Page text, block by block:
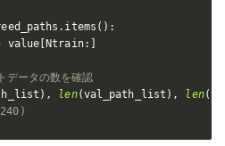
. items ( ) :
value Ntrain:
データの数を確認
) , len(val_path_list ) , len(